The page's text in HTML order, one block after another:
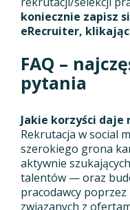
koniecznie zapisz
eRecruiter, klikając
FAQ –
pytania
Jakie korzyści
Rekrutacja w social
szerokiego grona
aktywnie
talentów — oraz
pracodawcy
związanych z